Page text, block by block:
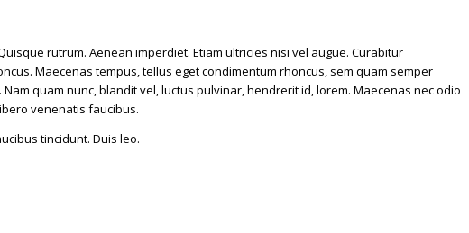
rutrum. Aenean imperdiet. Etiam ultricies nisi vel augue. Curabitur
Maecenas tempus, tellus eget condimentum rhoncus, sem quam semper
quam nunc, blandit vel, luctus pulvinar, hendrerit id, lorem. Maecenas nec odio
venenatis faucibus.
tincidunt. Duis leo.